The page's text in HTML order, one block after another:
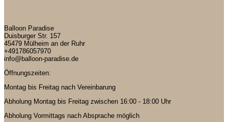
Balloon Paradise
Duisburger Str. 157
45479 Mülheim an der Ruhr
+491786057970
info@balloon-paradise.de
Öffnungszeiten:
Montag bis Freitag nach Vereinbarung
Abholung Montag bis Freitag zwischen 16:00 - 18:00 Uhr
Abholung Vormittags nach Absprache möglich